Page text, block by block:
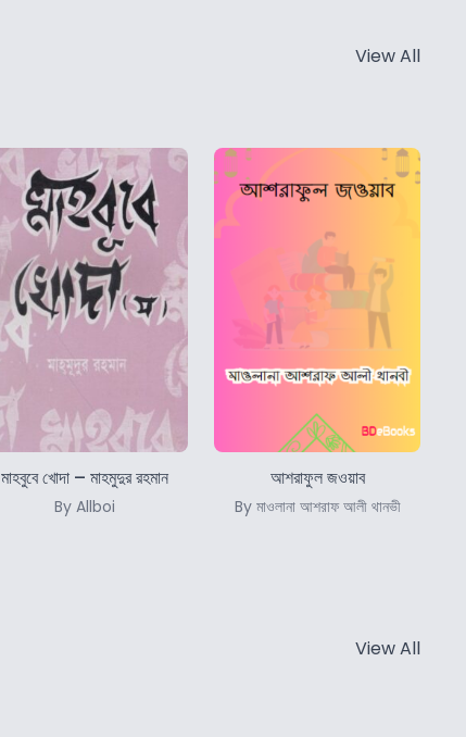
View All
মাহবুবে খোদা – মাহমুদুর রহমান
By Allboi
আশরাফুল জওয়াব
By মাওলানা আশরাফ আলী থানভী
View All